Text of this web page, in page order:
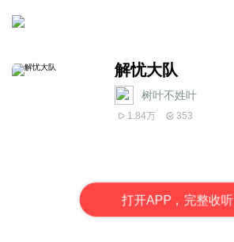
解忧大队
树叶不姓叶
1.84万 353
打开APP，完整收听